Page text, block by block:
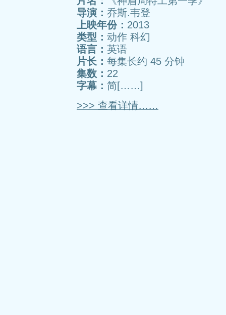
导演： 乔斯.韦登
上映年份： 2013
类型： 动作 科幻
语言： 英语
片长： 每集长约 45 分钟
集数： 22
字幕： 简[……]
>>> 查看详情……